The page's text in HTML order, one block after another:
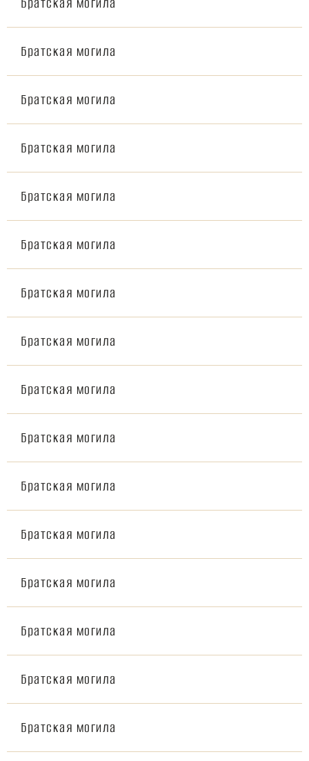
Братская могила
Братская могила
Братская могила
Братская могила
Братская могила
Братская могила
Братская могила
Братская могила
Братская могила
Братская могила
Братская могила
Братская могила
Братская могила
Братская могила
Братская могила